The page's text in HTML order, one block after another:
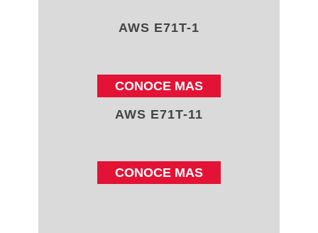
AWS E71T-1
CONOCE MAS
AWS E71T-11
CONOCE MAS